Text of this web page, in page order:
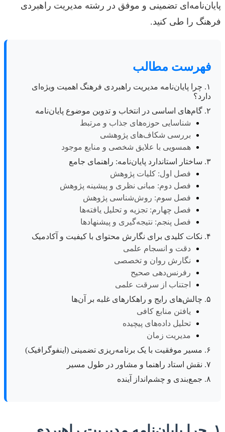
پایان‌نامه‌ای تضمینی و موفق در رشته مدیریت راهبردی
فرهنگ را طی کنید.
فهرست مطالب
۱. چرا پایان‌نامه مدیریت راهبردی فرهنگ اهمیت ویژه‌ای
دارد؟
۲. گام‌های اساسی در انتخاب و تدوین موضوع پایان‌نامه
شناسایی حوزه‌های جذاب و مرتبط
بررسی شکاف‌های پژوهشی
همسویی با علایق شخصی و منابع موجود
۳. ساختار استاندارد پایان‌نامه: راهنمای جامع
فصل اول: کلیات پژوهش
فصل دوم: مبانی نظری و پیشینه پژوهش
فصل سوم: روش‌شناسی پژوهش
فصل چهارم: تجزیه و تحلیل یافته‌ها
فصل پنجم: نتیجه‌گیری و پیشنهادها
۴. نکات کلیدی برای نگارش محتوای با کیفیت و آکادمیک
دقت و انسجام علمی
نگارش روان و تخصصی
رفرنس‌دهی صحیح
اجتناب از سرقت علمی
۵. چالش‌های رایج و راهکارهای غلبه بر آن‌ها
یافتن منابع کافی
تحلیل داده‌های پیچیده
مدیریت زمان
۶. مسیر موفقیت با یک برنامه‌ریزی تضمینی (اینفوگرافیک)
۷. نقش استاد راهنما و مشاور در طول مسیر
۸. جمع‌بندی و چشم‌انداز آینده